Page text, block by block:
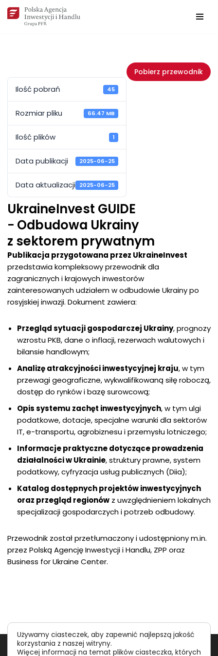
Przejdź
Pobierz przewodnik
Ilość pobrań 45
Rozmiar pliku 66.47 MB
Ilość plików 1
Data publikacji 2025-06-25
Data aktualizacji 2025-06-25
UkraineInvest GUIDE
− Odbudowa Ukrainy
z sektorem prywatnym
Publikacja przygotowana przez UkraineInvest
przedstawia kompleksowy przewodnik dla
zagranicznych i krajowych inwestorów
zainteresowanych udziałem w odbudowie Ukrainy po
rosyjskiej inwazji. Dokument zawiera:
Przegląd sytuacji gospodarczej Ukrainy, prognozy
wzrostu PKB, dane o inflacji, rezerwach walutowych i
bilansie handlowym;
Analizę atrakcyjności inwestycyjnej kraju, w tym
przewagi geograficzne, wykwalifikowaną siłę roboczą,
dostęp do rynków i bazę surowcową;
Opis systemu zachęt inwestycyjnych, w tym ulgi
podatkowe, dotacje, specjalne warunki dla sektorów
IT, e-transportu, agrobiznesu i przemysłu lotniczego;
Informacje praktyczne dotyczące prowadzenia
działalności w Ukrainie, struktury prawne, system
podatkowy, cyfryzacja usług publicznych (Diia);
Katalog dostępnych projektów inwestycyjnych
oraz przegląd regionów z uwzględnieniem lokalnych
specjalizacji gospodarczych i potrzeb odbudowy.
Przewodnik został przetłumaczony i udostępniony m.in.
przez Polską Agencję Inwestycji i Handlu, ZPP oraz
Business for Ukraine Center.
Polityka prywatności
Używamy ciasteczek, aby zapewnić najlepszą jakość
korzystania z naszej witryny.
Więcej informacji na temat plików ciasteczka, których